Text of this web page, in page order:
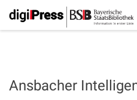
Ansbacher